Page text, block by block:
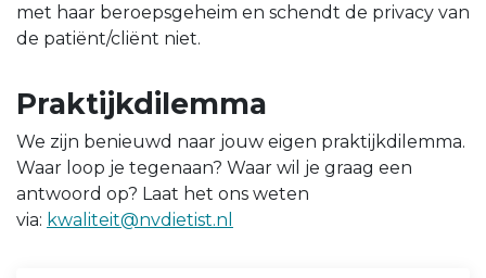
met haar beroepsgeheim en schendt de privacy van
de patiënt/cliënt niet.
Praktijkdilemma
We zijn benieuwd naar jouw eigen praktijkdilemma.
Waar loop je tegenaan? Waar wil je graag een
antwoord op? Laat het ons weten
via: kwaliteit@nvdietist.nl